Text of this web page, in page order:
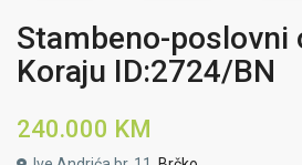
Stambeno-poslovni
Koraju ID:2724/BN
240.000 KM